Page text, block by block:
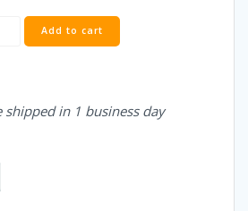
Green
Add to cart
shipped in 1 business day